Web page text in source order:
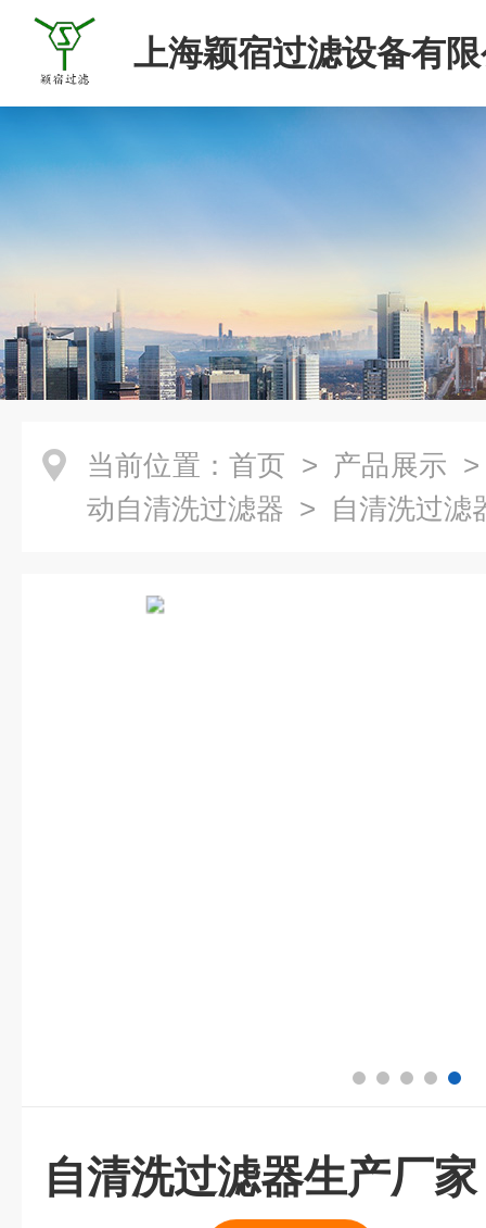
上海颖宿过滤设备有
当前位置： 首页 > 产品展示
动自清洗过滤器 > 自清洗过滤
自清洗过滤器生产厂家